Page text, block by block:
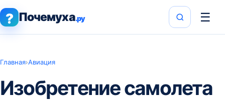
? Почемуха.ру ☰
Главная›Авиация
Изобретение самолета